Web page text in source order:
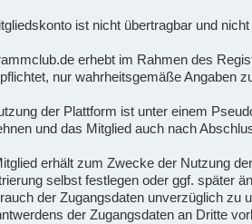
ist nicht übertragbar und
erhebt im Rahmen des
nur wahrheitsgemäße Angaben
der Plattform ist unter einem
und das Mitglied auch nach
erhält zum Zwecke der Nutzung
selbst festlegen oder ggf. später
der Zugangsdaten unverzüglich zu
der Zugangsdaten an Dritte